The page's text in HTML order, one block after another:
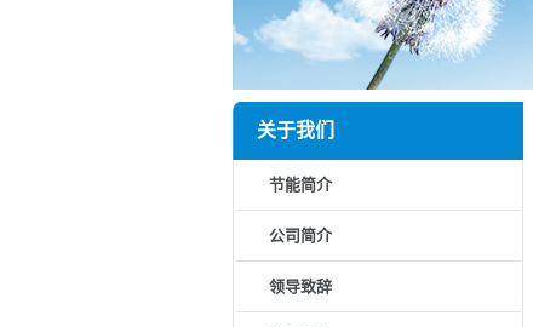
关于我们
节能简介
公司简介
领导致辞